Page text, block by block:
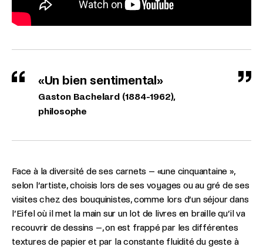
«Un bien sentimental»
Gaston Bachelard (1884-1962),
philosophe
Face à la diversité de ses carnets – «une cinquantaine »,
selon l’artiste, choisis lors de ses voyages ou au gré de ses
visites chez des bouquinistes, comme lors d’un séjour dans
l’Eifel où il met la main sur un lot de livres en braille qu’il va
recouvrir de dessins –, on est frappé par les différentes
textures de papier et par la constante fluidité du geste à